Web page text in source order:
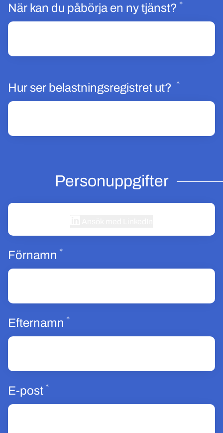
När kan du påbörja en ny tjänst? *
Hur ser belastningsregistret ut? *
Personuppgifter
Förnamn *Obligatoriskt
Efternamn *Obligatoriskt
E-post *Obligatoriskt